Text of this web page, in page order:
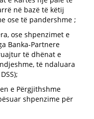
në bazë të këtij
ose të pandershme ;
ose shpenzimet e
Banka-Partnere
të dhënat e
të ndaluara
e Përgjithshme
shpenzime për